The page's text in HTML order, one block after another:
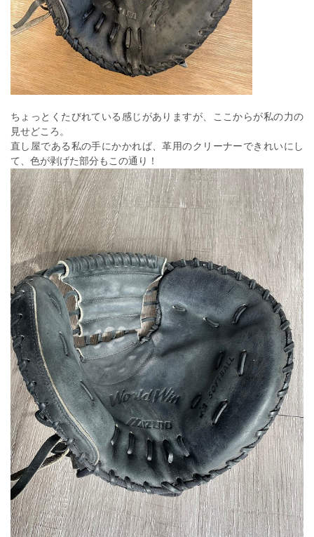
ちょっとくたびれている感じがありますが、ここからが私の力の
見せどころ。
直し屋である私の手にかかれば、革用のクリーナーできれいにし
て、色が剥げた部分もこの通り！